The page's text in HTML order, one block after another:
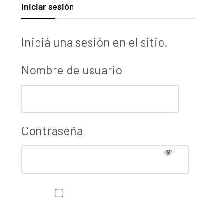
Iniciar sesión
Iniciá una sesión en el sitio.
Nombre de usuario
Contraseña